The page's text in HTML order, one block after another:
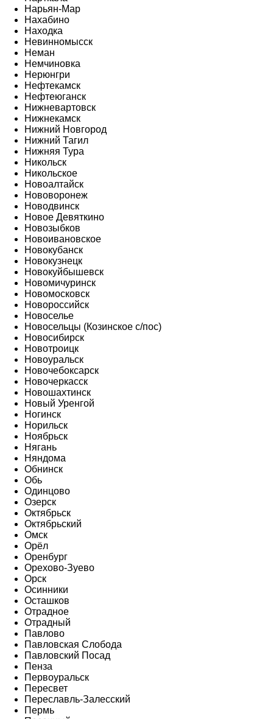
Нарьян-Мар
Нахабино
Находка
Невинномысск
Неман
Немчиновка
Нерюнгри
Нефтекамск
Нефтеюганск
Нижневартовск
Нижнекамск
Нижний Новгород
Нижний Тагил
Нижняя Тура
Никольск
Никольское
Новоалтайск
Нововоронеж
Новодвинск
Новое Девяткино
Новозыбков
Новоивановское
Новокубанск
Новокузнецк
Новокуйбышевск
Новомичуринск
Новомосковск
Новороссийск
Новоселье
Новосельцы (Козинское с/пос)
Новосибирск
Новотроицк
Новоуральск
Новочебоксарск
Новочеркасск
Новошахтинск
Новый Уренгой
Ногинск
Норильск
Ноябрьск
Нягань
Няндома
Обнинск
Обь
Одинцово
Озерск
Октябрьск
Октябрьский
Омск
Орёл
Оренбург
Орехово-Зуево
Орск
Осинники
Осташков
Отрадное
Отрадный
Павлово
Павловская Слобода
Павловский Посад
Пенза
Первоуральск
Пересвет
Переславль-Залесский
Пермь